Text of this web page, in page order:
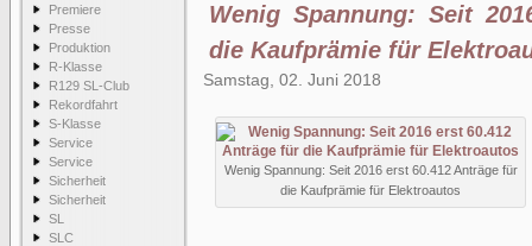
Premiere
Presse
Produktion
R-Klasse
R129 SL-Club
Rekordfahrt
S-Klasse
Service
Service
Sicherheit
Sicherheit
SL
SLC
Wenig Spannung: Seit
die Kaufprämie für
Samstag, 02. Juni 2018
Wenig Spannung: Seit 2016 erst 60.412 Anträge für
die Kaufprämie für Elektroautos